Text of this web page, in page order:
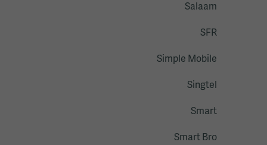
Salaam
SFR
Simple Mobile
Singtel
Smart
Smart Bro